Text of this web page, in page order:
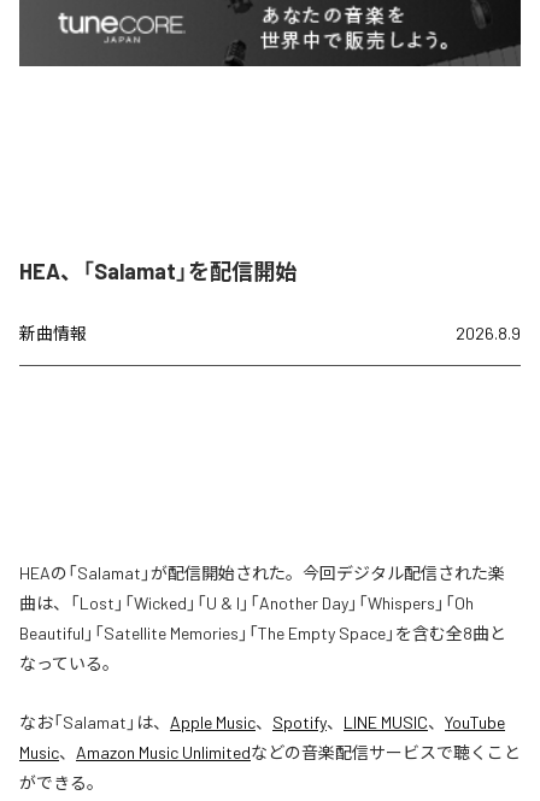
HEA、「Salamat」を配信開始
新曲情報 2026.8.9
HEAの「Salamat」が配信開始された。今回デジタル配信された楽
曲は、「Lost」「Wicked」「U & I」「Another Day」「Whispers」「Oh
Beautiful」「Satellite Memories」「The Empty Space」を含む全8曲と
なっている。
なお「Salamat 」は、 Apple Music、 Spotify、 LINE MUSIC、 YouTube
Music、 Amazon Music Unlimitedなどの音楽配信サービスで聴くこと
ができる。